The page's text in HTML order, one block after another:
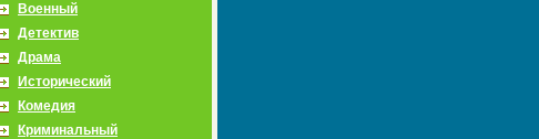
Военный
Детектив
Драма
Исторический
Комедия
Криминальный